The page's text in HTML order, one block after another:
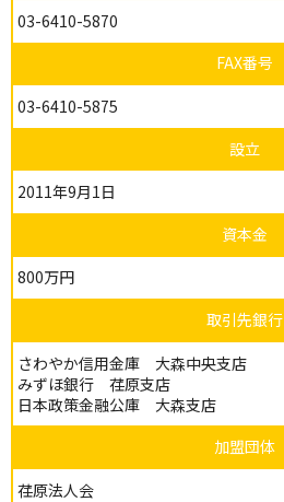
03-6410-5870
FAX番号
03-6410-5875
設立
2011年9月1日
資本金
800万円
取引先銀行
さわやか信用金庫 大森中央支店
みずほ銀行 荏原支店
日本政策金融公庫 大森支店
加盟団体
荏原法人会